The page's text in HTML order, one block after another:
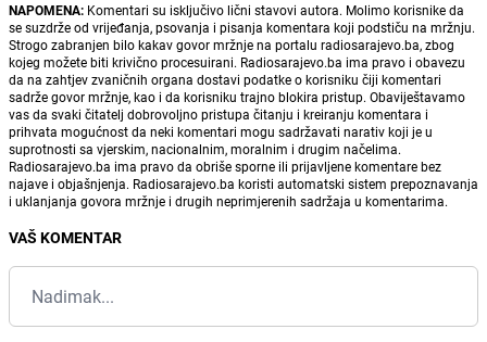
NAPOMENA: Komentari su isključivo lični stavovi autora. Molimo korisnike da
se suzdrže od vrijeđanja, psovanja i pisanja komentara koji podstiču na mržnju.
Strogo zabranjen bilo kakav govor mržnje na portalu radiosarajevo.ba, zbog
kojeg možete biti krivično procesuirani. Radiosarajevo.ba ima pravo i obavezu
da na zahtjev zvaničnih organa dostavi podatke o korisniku čiji komentari
sadrže govor mržnje, kao i da korisniku trajno blokira pristup. Obaviještavamo
vas da svaki čitatelj dobrovoljno pristupa čitanju i kreiranju komentara i
prihvata mogućnost da neki komentari mogu sadržavati narativ koji je u
suprotnosti sa vjerskim, nacionalnim, moralnim i drugim načelima.
Radiosarajevo.ba ima pravo da obriše sporne ili prijavljene komentare bez
najave i objašnjenja. Radiosarajevo.ba koristi automatski sistem prepoznavanja
i uklanjanja govora mržnje i drugih neprimjerenih sadržaja u komentarima.
VAŠ KOMENTAR